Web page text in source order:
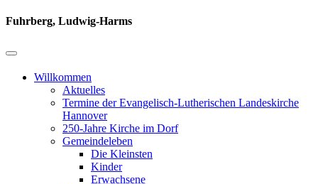
Fuhrberg, Ludwig-Harms
Willkommen
Aktuelles
Termine der Evangelisch-Lutherischen Landeskirche
Hannover
250-Jahre Kirche im Dorf
Gemeindeleben
Die Kleinsten
Kinder
Erwachsene